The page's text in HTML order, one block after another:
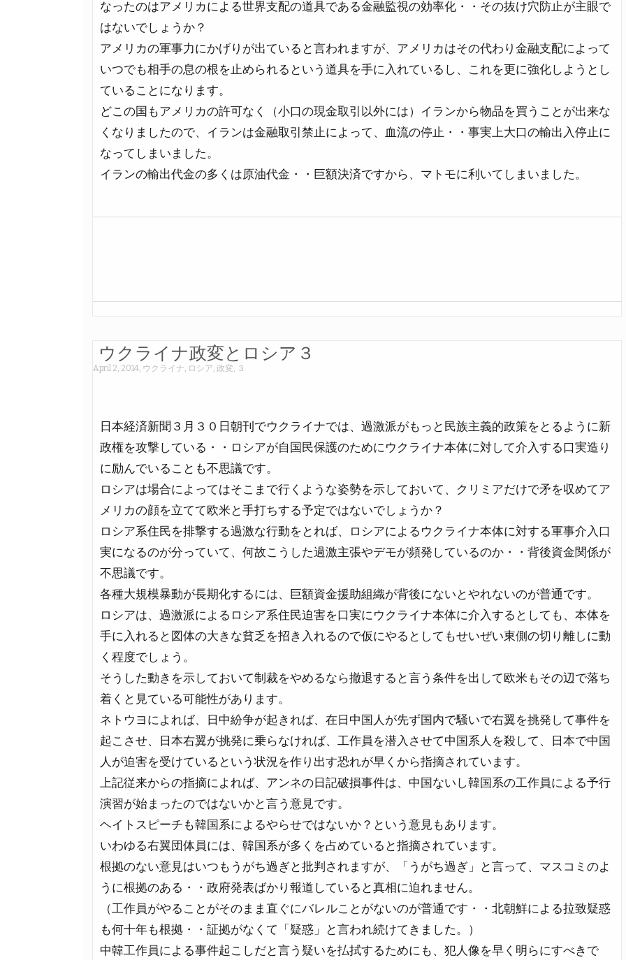
なったのはアメリカによる世界支配の道具である金融監視の効率化・・その抜け穴防止が主眼で
はないでしょうか？
アメリカの軍事力にかげりが出ていると言われますが、アメリカはその代わり金融支配によって
いつでも相手の息の根を止められるという道具を手に入れているし、これを更に強化しようとし
ていることになります。
どこの国もアメリカの許可なく（小口の現金取引以外には）イランから物品を買うことが出来な
くなりましたので、イランは金融取引禁止によって、血流の停止・・事実上大口の輸出入停止に
なってしまいました。
イランの輸出代金の多くは原油代金・・巨額決済ですから、マトモに利いてしまいました。
ウクライナ政変とロシア３
April 2, 2014, ウクライナ, ロシア, 政変, ３
日本経済新聞３月３０日朝刊でウクライナでは、過激派がもっと民族主義的政策をとるように新
政権を攻撃している・・ロシアが自国民保護のためにウクライナ本体に対して介入する口実造り
に励んでいることも不思議です。
ロシアは場合によってはそこまで行くような姿勢を示しておいて、クリミアだけで矛を収めてア
メリカの顔を立てて欧米と手打ちする予定ではないでしょうか？
ロシア系住民を排撃する過激な行動をとれば、ロシアによるウクライナ本体に対する軍事介入口
実になるのが分っていて、何故こうした過激主張やデモが頻発しているのか・・背後資金関係が
不思議です。
各種大規模暴動が長期化するには、巨額資金援助組織が背後にないとやれないのが普通です。
ロシアは、過激派によるロシア系住民迫害を口実にウクライナ本体に介入するとしても、本体を
手に入れると図体の大きな貧乏を招き入れるので仮にやるとしてもせいぜい東側の切り離しに動
く程度でしょう。
そうした動きを示しておいて制裁をやめるなら撤退すると言う条件を出して欧米もその辺で落ち
着くと見ている可能性があります。
ネトウヨによれば、日中紛争が起きれば、在日中国人が先ず国内で騒いで右翼を挑発して事件を
起こさせ、日本右翼が挑発に乗らなければ、工作員を潜入させて中国系人を殺して、日本で中国
人が迫害を受けているという状況を作り出す恐れが早くから指摘されています。
上記従来からの指摘によれば、アンネの日記破損事件は、中国ないし韓国系の工作員による予行
演習が始まったのではないかと言う意見です。
ヘイトスピーチも韓国系によるやらせではないか？という意見もあります。
いわゆる右翼団体員には、韓国系が多くを占めていると指摘されています。
根拠のない意見はいつもうがち過ぎと批判されますが、「うがち過ぎ」と言って、マスコミのよ
うに根拠のある・・政府発表ばかり報道していると真相に迫れません。
（工作員がやることがそのまま直ぐにバレルことがないのが普通です・・北朝鮮による拉致疑惑
も何十年も根拠・・証拠がなくて「疑惑」と言われ続けてきました。）
中韓工作員による事件起こしだと言う疑いを払拭するためにも、犯人像を早く明らにすべきで